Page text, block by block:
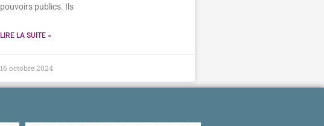
pouvoirs publics. Ils
LIRE LA SUITE »
16 octobre 2024